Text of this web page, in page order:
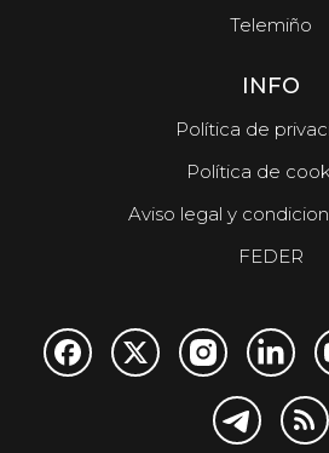
Telemiño
INFO
Política de
Política de
Aviso legal y
FEDER